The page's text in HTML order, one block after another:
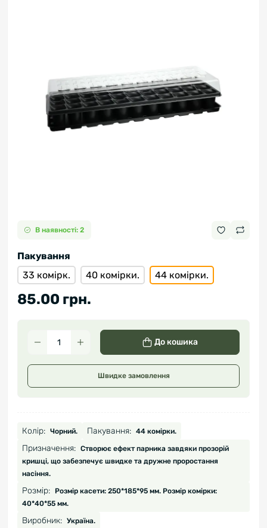
В наявності: 2
Пакування
33 комірк.
40 комірки. 44 комірки.
85.00 грн.
До кошика
Швидке замовлення
Колір: Чорний. Пакування: 44 комірки.
Призначення: Створює ефект парника завдяки прозорій
кришці, що забезпечує швидке та дружне проростання
насіння.
Розмір:
Розмір касети: 250*185*95 мм. Розмір комірки:
40*40*55 мм.
Виробник: Україна.